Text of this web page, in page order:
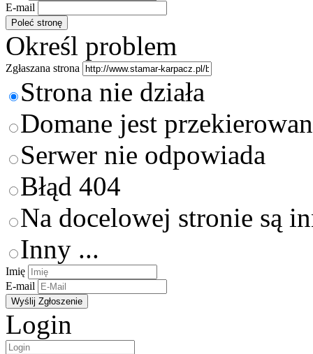
E-mail
Określ problem
Zgłaszana strona
Strona nie działa
Domane jest
Serwer nie odpowiada
Błąd 404
Na docelowej stronie są
Inny ...
Imię
E-mail
Login